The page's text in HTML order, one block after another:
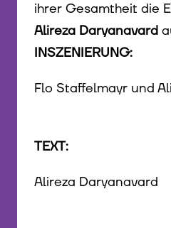
ihrer Gesamtheit die
Alireza Daryanavard
INSZENIERUNG:
Flo Staffelmayr und
TEXT:
Alireza Daryanavard